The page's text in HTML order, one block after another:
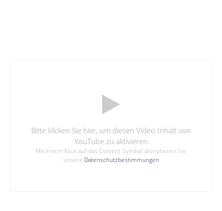
Bitte klicken Sie hier, um diesen Video-Inhalt von
YouTube zu aktivieren
Mit einem Klick auf das Content-Symbol akzeptieren Sie
unsere Datenschutzbestimmungen